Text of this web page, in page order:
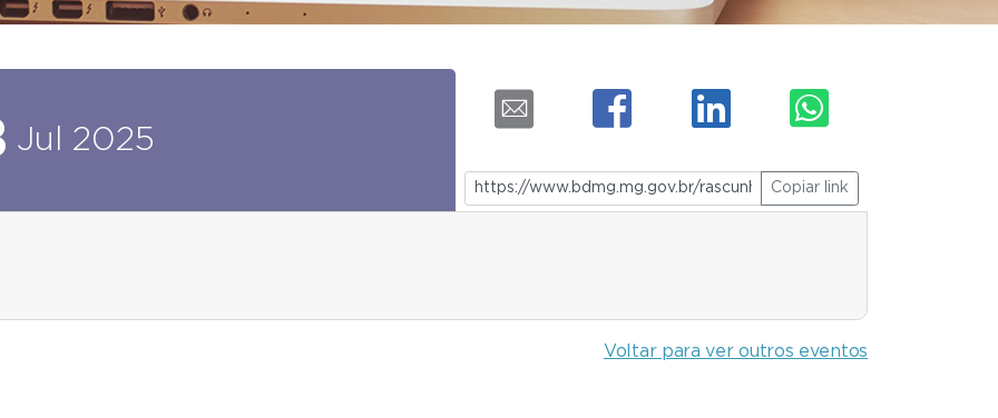
Jul 2025
Copiar link
Voltar para ver outros eventos